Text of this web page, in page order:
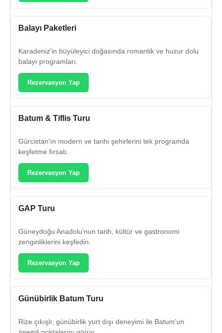
Balayı Paketleri
Karadeniz'in büyüleyici doğasında romantik ve huzur dolu
balayı programları.
Rezervasyon Yap
Batum & Tiflis Turu
Gürcistan'ın modern ve tarihi şehirlerini tek programda
keşfetme fırsatı.
Rezervasyon Yap
GAP Turu
Güneydoğu Anadolu'nun tarih, kültür ve gastronomi
zenginliklerini keşfedin.
Rezervasyon Yap
Günübirlik Batum Turu
Rize çıkışlı, günübirlik yurt dışı deneyimi ile Batum'un